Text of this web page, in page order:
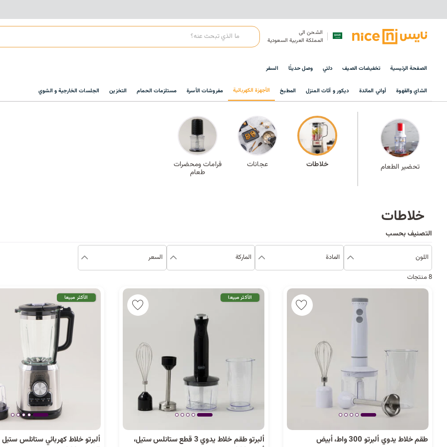
الشحن الى
المملكة العربية السعودية
الصفحة الرئيسية تخفيضات الصيف دلتي وصل حديثًا السفر
الشاي والقهوة أواني المائدة ديكور و أثاث المنزل المطبخ الأجهزة الكهربائية مفروشات الأسرة مستلزمات الحمام التخزين الجلسات الخارجية و الشوي
تحضير الطعام خلاطات عجانات فرامات ومحضرات
طعام
خلاطات
التصنيف بحسب
اللون المادة الماركة السعر
8 منتجات
طقم خلاط يدوي ألبرتو 300 واط، أبيض
الأكثر مبيعا
ألبرتو طقم خلاط يدوي 3 قطع ستانلس ستيل،
الأكثر مبيعا
ألبرتو خلاط كهربائي ستانلس